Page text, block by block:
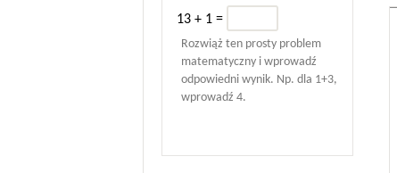
13 + 1 =
Rozwiąż ten prosty problem
matematyczny i wprowadź
odpowiedni wynik. Np. dla 1+3,
wprowadź 4.